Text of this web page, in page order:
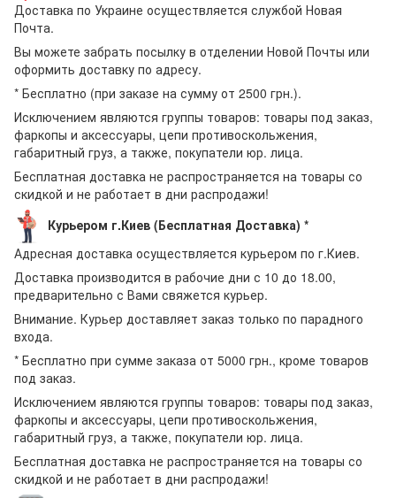
Доставка по Украине осуществляется службой Новая
Почта.
Вы можете забрать посылку в отделении Новой Почты или
оформить доставку по адресу.
* Бесплатно (при заказе на сумму от 2500 грн.).
Исключением являются группы товаров: товары под заказ,
фаркопы и аксессуары, цепи противоскольжения,
габаритный груз, а также, покупатели юр. лица.
Бесплатная доставка не распространяется на товары со
скидкой и не работает в дни распродажи!
Курьером г.Киев (Бесплатная Доставка) *
Адресная доставка осуществляется курьером по г.Киев.
Доставка производится в рабочие дни с 10 до 18.00,
предварительно с Вами свяжется курьер.
Внимание. Курьер доставляет заказ только по парадного
входа.
* Бесплатно при сумме заказа от 5000 грн., кроме товаров
под заказ.
Исключением являются группы товаров: товары под заказ,
фаркопы и аксессуары, цепи противоскольжения,
габаритный груз, а также, покупатели юр. лица.
Бесплатная доставка не распространяется на товары со
скидкой и не работает в дни распродажи!